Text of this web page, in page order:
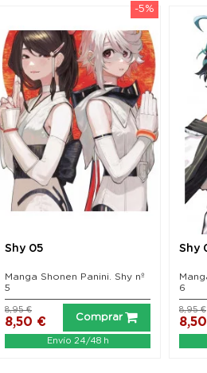
-5%
Shy 05
Manga Shonen Panini. Shy nº
5
8,50 €
8,95 €
Comprar
Envío 24/48 h
Shy
6
8,95 €